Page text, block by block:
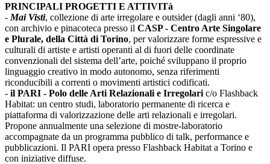
PRINCIPALI PROGETTI E ATTIVITà
- Mai Visti, collezione di arte irregolare e outsider (dagli anni ‘80),
con archivio e pinacoteca presso il CASP - Centro Arte Singolare
e Plurale, della Città di Torino, per valorizzare forme espressive e
culturali di artiste e artisti operanti al di fuori delle coordinate
convenzionali del sistema dell’arte, poiché sviluppano il proprio
linguaggio creativo in modo autonomo, senza riferimenti
riconducibili a correnti o movimenti artistici codificati.
- il PARI - Polo delle Arti Relazionali e Irregolari c/o Flashback
Habitat: un centro studi, laboratorio permanente di ricerca e
piattaforma di valorizzazione delle arti relazionali e irregolari.
Propone annualmente una selezione di mostre-laboratorio
accompagnate da un programma pubblico di talk, performance e
pubblicazioni. Il PARI opera presso Flashback Habitat a Torino e
con iniziative diffuse.